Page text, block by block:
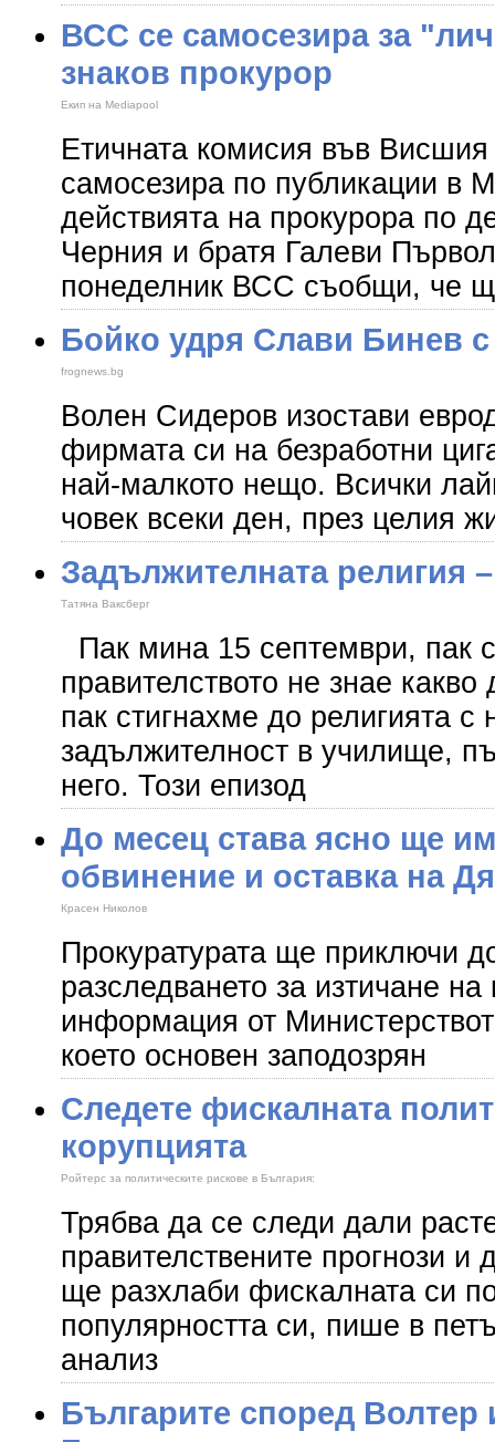
ВСС се самосезира за
знаков прокурор
Екип на Mediapool
Етичната комисия във
самосезира по публикации в
действията на прокурора по
Черния и братя Галеви
понеделник ВСС съобщи, че
Бойко удря Слави Бинев
frognews.bg
Волен Сидеров изостави
фирмата си на безработни
най-малкото нещо. Всички
човек всеки ден, през целия
Задължителната религия
Татяна Ваксберг
Пак мина 15 септември, пак
правителството не знае какво
пак стигнахме до религията с
задължителност в училище,
него. Този епизод
До месец става ясно ще
обвинение и оставка на
Красен Николов
Прокуратурата ще приключи
разследването за изтичане
информация от
което основен заподозрян
Следете фискалната
корупцията
Ройтерс за политическите рискове в България:
Трябва да се следи дали
правителствените прогнози и
ще разхлаби фискалната си
популярността си, пише в
анализ
Българите според Волтер